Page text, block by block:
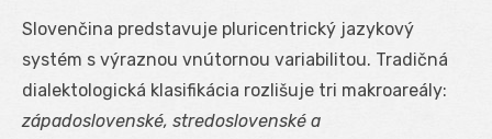
Slovenčina predstavuje pluricentrický jazykový
systém s výraznou vnútornou variabilitou. Tradičná
dialektologická klasifikácia rozlišuje tri makroareály:
západoslovenské, stredoslovenské a